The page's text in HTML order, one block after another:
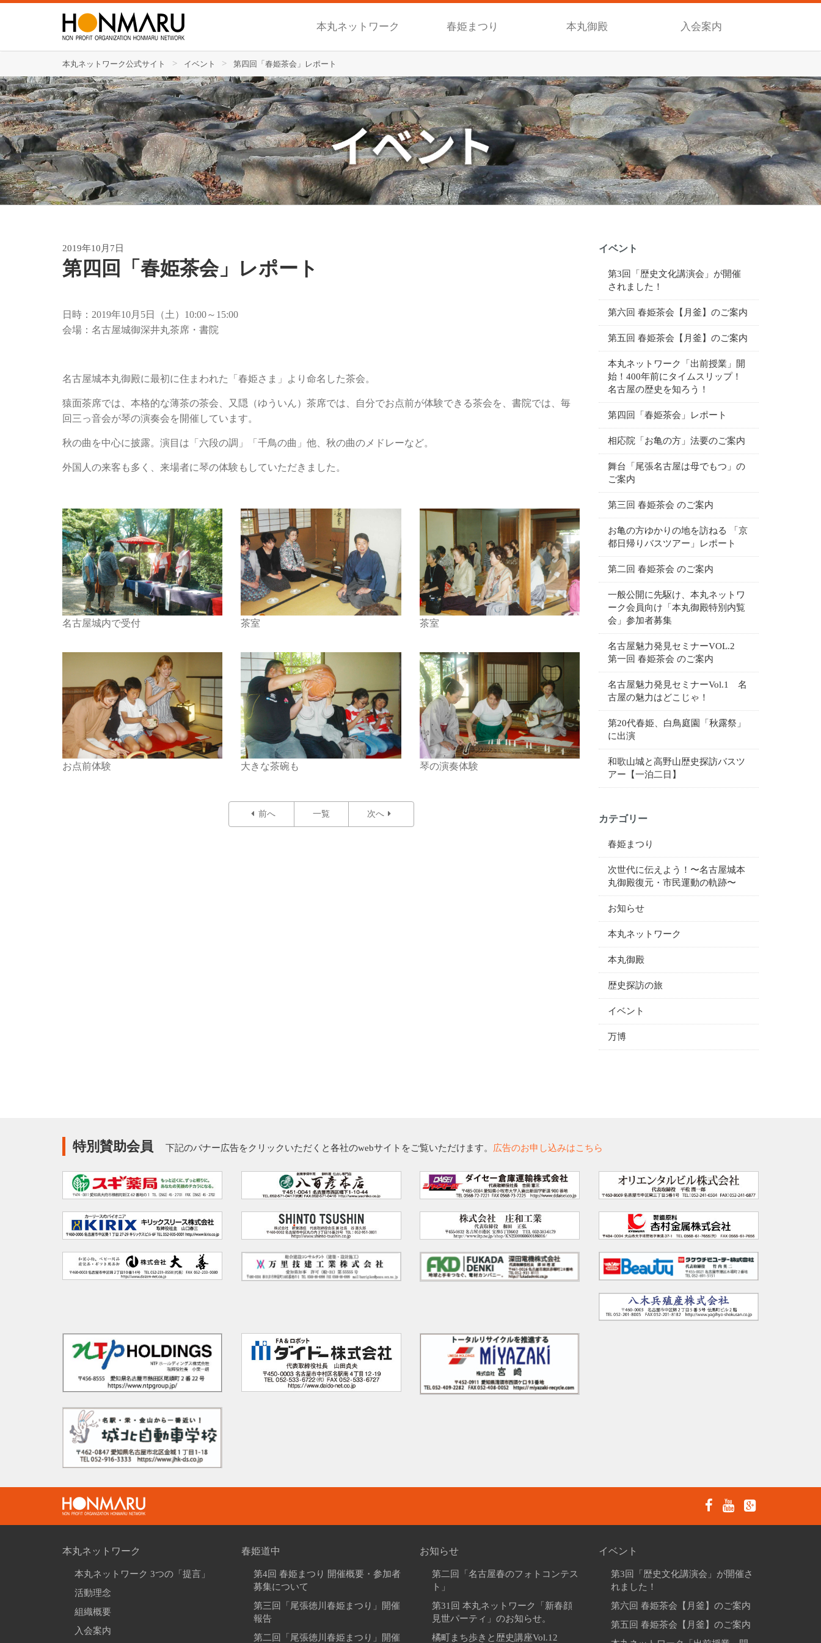
本丸ネットワーク 春姫まつり 本丸御殿 入会案内
本丸ネットワーク公式サイト イベント 第四回「春姫茶会」レポート
2019年10月7日
第四回「春姫茶会」レポート
日時：2019年10月5日（土）10:00～15:00
会場：名古屋城御深井丸茶席・書院
名古屋城本丸御殿に最初に住まわれた「春姫さま」より命名した茶会。
猿面茶席では、本格的な薄茶の茶会、又隠（ゆういん）茶席では、自分でお点前が体験できる茶会を、書院では、毎
回三っ音会が琴の演奏会を開催しています。
秋の曲を中心に披露。演目は「六段の調」「千鳥の曲」他、秋の曲のメドレーなど。
外国人の来客も多く、来場者に琴の体験もしていただきました。
名古屋城内で受付 茶室 茶室
お点前体験 大きな茶碗も 琴の演奏体験
前へ 一覧 次へ
イベント
第3回「歴史文化講演会」が開催
されました！
第六回 春姫茶会【月釜】のご案内
第五回 春姫茶会【月釜】のご案内
本丸ネットワーク「出前授業」開
始！400年前にタイムスリップ！
名古屋の歴史を知ろう！
第四回「春姫茶会」レポート
相応院「お亀の方」法要のご案内
舞台「尾張名古屋は母でもつ」の
ご案内
第三回 春姫茶会 のご案内
お亀の方ゆかりの地を訪ねる 「京
都日帰りバスツアー」レポート
第二回 春姫茶会 のご案内
一般公開に先駆け、本丸ネットワ
ーク会員向け「本丸御殿特別内覧
会」参加者募集
名古屋魅力発見セミナーVOL.2
第一回 春姫茶会 のご案内
名古屋魅力発見セミナーVol.1 名
古屋の魅力はどこじゃ！
第20代春姫、白鳥庭園「秋露祭」
に出演
和歌山城と高野山歴史探訪バスツ
アー【一泊二日】
カテゴリー
春姫まつり
次世代に伝えよう！〜名古屋城本
丸御殿復元・市民運動の軌跡〜
お知らせ
本丸ネットワーク
本丸御殿
歴史探訪の旅
イベント
万博
特別賛助会員 下記のバナー広告をクリックいただくと各社のwebサイトをご覧いただけます。 広告のお申し込みはこちら
本丸ネットワーク
本丸ネットワーク 3つの「提言」
活動理念
組織概要
入会案内
春姫道中
第4回 春姫まつり 開催概要・参加者
募集について
第三回「尾張徳川春姫まつり」開催
報告
第二回「尾張徳川春姫まつり」開催
お知らせ
第二回「名古屋春のフォトコンテス
ト」
第31回 本丸ネットワーク「新春顔
見世パーティ」のお知らせ。
橘町まち歩きと歴史講座Vol.12
イベント
第3回「歴史文化講演会」が開催さ
れました！
第六回 春姫茶会【月釜】のご案内
第五回 春姫茶会【月釜】のご案内